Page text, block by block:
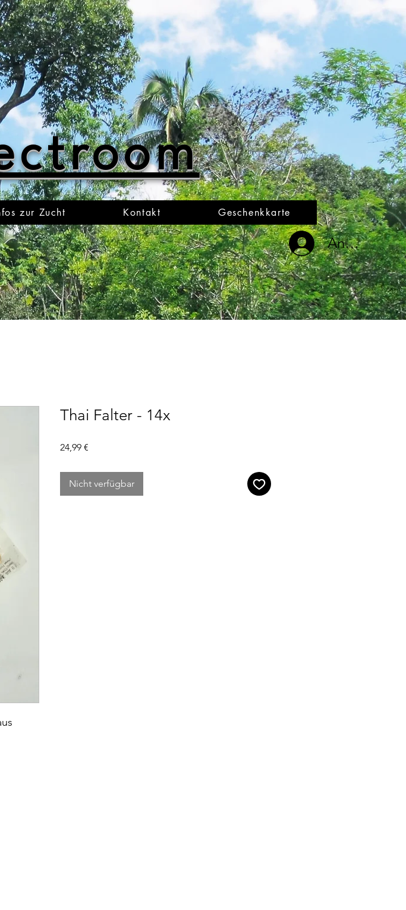
Anmelden
zur Zucht Kontakt Geschenkkarte
Thai Falter - 14x
24,99 €
Nicht verfügbar